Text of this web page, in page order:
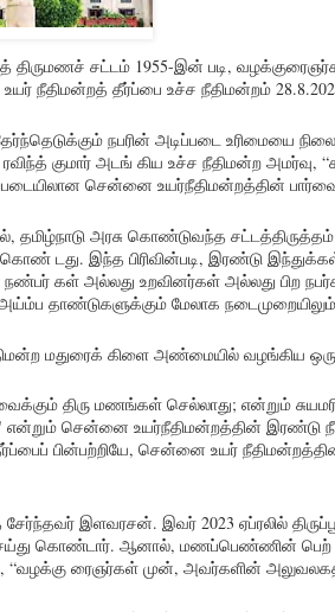
திருமணச் சட்டம் 1955-இன் படி,
நீதிமன்றத் தீர்ப்பை உச்ச நீதிமன்றம்
நபரின் அடிப்படை உரிமையை
குமார் அடங் கிய உச்ச நீதிமன்ற அமர்வு,
சென்னை உயர்நீதிமன்றத்தின் பார்வை
தமிழ்நாடு அரசு கொண்டுவந்த சட்டத்திருத்தம்
டது. இந்த பிரிவின்படி, இரண்டு
கள் அல்லது உறவினர்கள் அல்லது பிற
தாண்டுகளுக்கும் மேலாக
மதுரைக் கிளை அண்மையில் வழங்கிய ஒரு
திரு மணங்கள் செல்லாது; என்றும்
என்றும் சென்னை உயர்நீதிமன்றத்தின் இரண்டு
பின்பற்றியே, சென்னை உயர்
சேர்ந்தவர் இளவரசன். இவர் 2023 ஏப்ரலில்
கொண்டார். ஆனால், மணப்பெண்ணின்
“வழக்கு ரைஞர்கள் முன், அவர்களின்